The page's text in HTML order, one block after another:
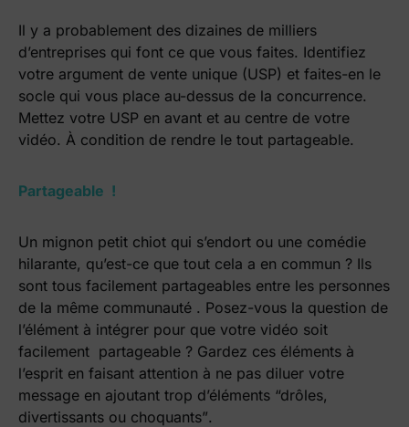
Il y a probablement des dizaines de milliers
d’entreprises qui font ce que vous faites. Identifiez
votre argument de vente unique (USP) et faites-en le
socle qui vous place au-dessus de la concurrence.
Mettez votre USP en avant et au centre de votre
vidéo. À condition de rendre le tout partageable.
Partageable !
Un mignon petit chiot qui s’endort ou une comédie
hilarante, qu’est-ce que tout cela a en commun ? Ils
sont tous facilement partageables entre les personnes
de la même communauté . Posez-vous la question de
l’élément à intégrer pour que votre vidéo soit
facilement partageable ? Gardez ces éléments à
l’esprit en faisant attention à ne pas diluer votre
message en ajoutant trop d’éléments “drôles,
divertissants ou choquants”.